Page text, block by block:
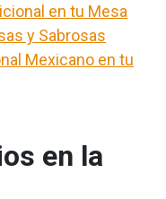
en tu Mesa
y Sabrosas
Mexicano en tu
en la